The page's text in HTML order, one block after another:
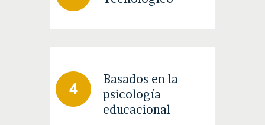
Basados en la
psicología
educacional